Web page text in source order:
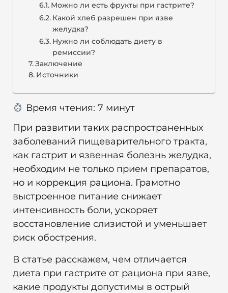
Можно ли есть фрукты при гастрите?
Какой хлеб разрешен при язве
желудка?
Нужно ли соблюдать диету в
ремиссии?
Заключение
Источники
Время чтения: 7 минут
При развитии таких распространенных
заболеваний пищеварительного тракта,
как гастрит и язвенная болезнь желудка,
необходим не только прием препаратов,
но и коррекция рациона. Грамотно
выстроенное питание снижает
интенсивность боли, ускоряет
восстановление слизистой и уменьшает
риск обострения.
В статье расскажем, чем отличается
диета при гастрите от рациона при язве,
какие продукты допустимы в острый